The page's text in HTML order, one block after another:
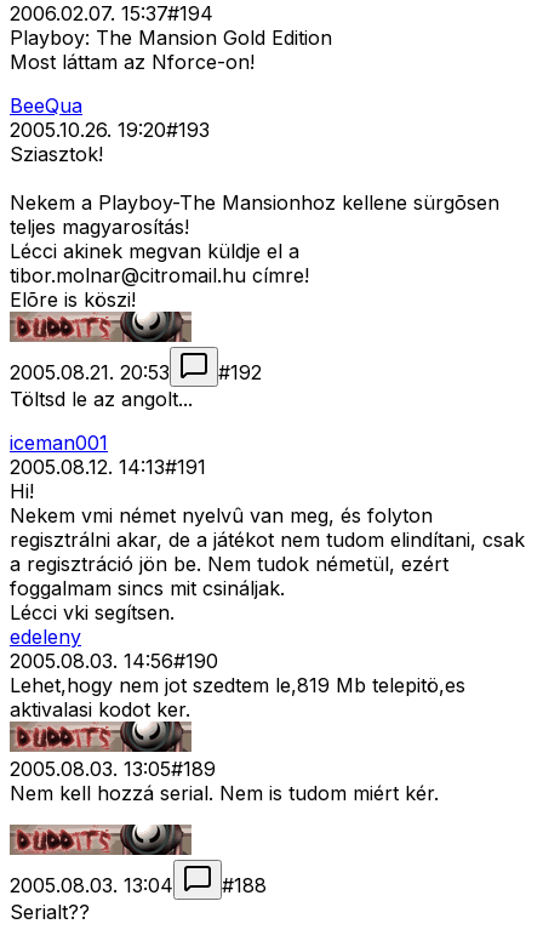
2006.02.07. 15:37#194
Playboy: The Mansion Gold Edition
Most láttam az Nforce-on!
BeeQua
2005.10.26. 19:20#193
Sziasztok!
Nekem a Playboy-The Mansionhoz kellene sürgõsen
teljes magyarosítás!
Lécci akinek megvan küldje el a
tibor.molnar@citromail.hu címre!
Elõre is köszi!
2005.08.21. 20:53 #192
Töltsd le az angolt...
iceman001
2005.08.12. 14:13#191
Hi!
Nekem vmi német nyelvû van meg, és folyton
regisztrálni akar, de a játékot nem tudom elindítani, csak
a regisztráció jön be. Nem tudok németül, ezért
foggalmam sincs mit csináljak.
Lécci vki segítsen.
edeleny
2005.08.03. 14:56#190
Lehet,hogy nem jot szedtem le,819 Mb telepitö,es
aktivalasi kodot ker.
2005.08.03. 13:05#189
Nem kell hozzá serial. Nem is tudom miért kér.
2005.08.03. 13:04 #188
Serialt??